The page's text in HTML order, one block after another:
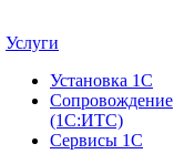
Услуги
Установка 1С
Сопровождение
(1С:ИТС)
Сервисы 1С